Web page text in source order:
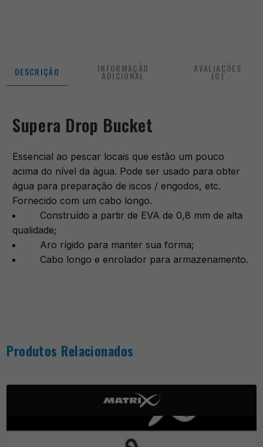
DESCRIÇÃO INFORMAÇÃO
ADICIONAL
AVALIAÇÕES
(0)
Supera Drop Bucket
Essencial ao pescar locais que estão um pouco
acima do nível da água. Pode ser usado para obter
água para preparação de iscos / engodos, etc.
Fornecido com um cabo longo.
Construído a partir de EVA de 0,8 mm de alta
qualidade;
Aro rígido para manter sua forma;
Cabo longo e enrolador para armazenamento.
Produtos Relacionados